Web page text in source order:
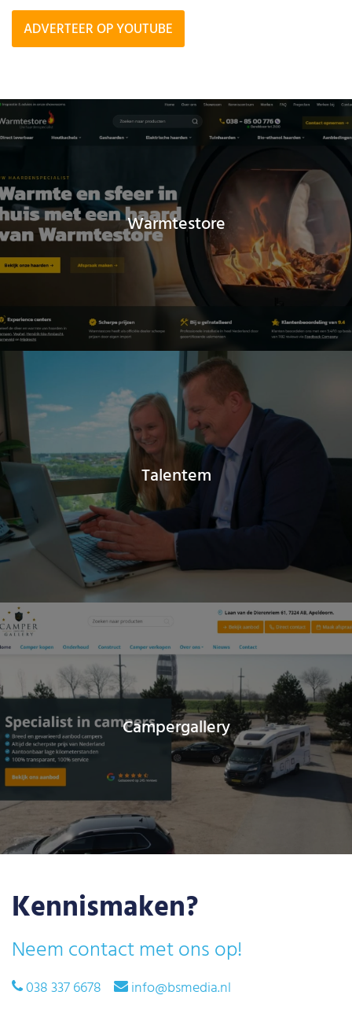
ADVERTEER OP YOUTUBE
Warmtestore
Talentem
Campergallery
Kennismaken?
Neem contact met ons op!
038 337 6678 info@bsmedia.nl